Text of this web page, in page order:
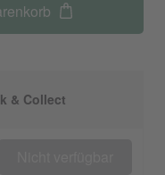
& Collect